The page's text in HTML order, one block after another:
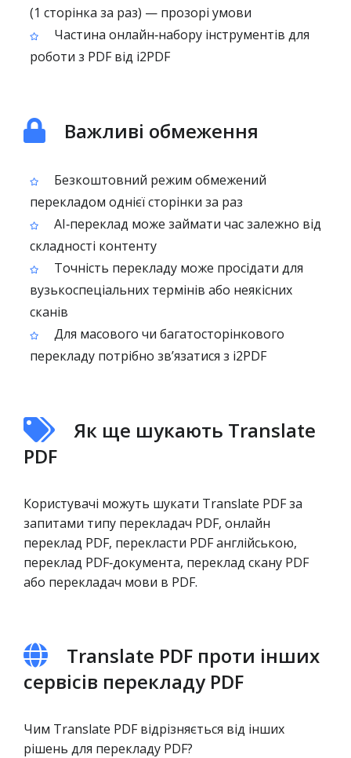
(1 сторінка за раз) — прозорі умови
Частина онлайн‑набору інструментів для
роботи з PDF від i2PDF
Важливі обмеження
Безкоштовний режим обмежений
перекладом однієї сторінки за раз
AI‑переклад може займати час залежно від
складності контенту
Точність перекладу може просідати для
вузькоспеціальних термінів або неякісних
сканів
Для масового чи багатосторінкового
перекладу потрібно зв’язатися з i2PDF
Як ще шукають Translate
PDF
Користувачі можуть шукати Translate PDF за
запитами типу перекладач PDF, онлайн
переклад PDF, перекласти PDF англійською,
переклад PDF‑документа, переклад скану PDF
або перекладач мови в PDF.
Translate PDF проти інших
сервісів перекладу PDF
Чим Translate PDF відрізняється від інших
рішень для перекладу PDF?